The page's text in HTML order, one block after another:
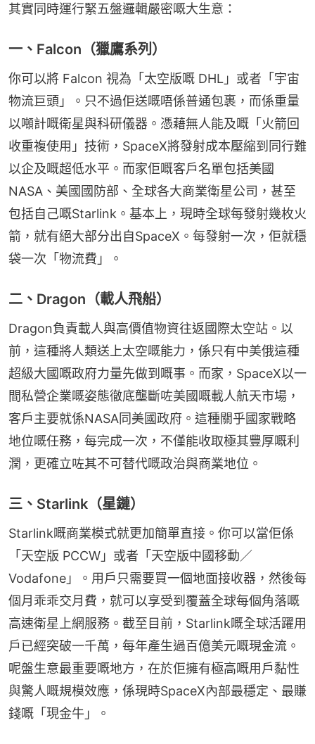
其實同時運行緊五盤邏輯嚴密嘅大生意：
一、Falcon（獵鷹系列）
你可以將 Falcon 視為「太空版嘅 DHL」或者「宇宙
物流巨頭」。只不過佢送嘅唔係普通包裹，而係重量
以噸計嘅衛星與科研儀器。憑藉無人能及嘅「火箭回
收重複使用」技術，SpaceX將發射成本壓縮到同行難
以企及嘅超低水平。而家佢嘅客戶名單包括美國
NASA、美國國防部、全球各大商業衛星公司，甚至
包括自己嘅Starlink。基本上，現時全球每發射幾枚火
箭，就有絕大部分出自SpaceX。每發射一次，佢就穩
袋一次「物流費」。
二、Dragon（載人飛船）
Dragon負責載人與高價值物資往返國際太空站。以
前，這種將人類送上太空嘅能力，係只有中美俄這種
超級大國嘅政府力量先做到嘅事。而家，SpaceX以一
間私營企業嘅姿態徹底壟斷咗美國嘅載人航天市場，
客戶主要就係NASA同美國政府。這種關乎國家戰略
地位嘅任務，每完成一次，不僅能收取極其豐厚嘅利
潤，更確立咗其不可替代嘅政治與商業地位。
三、Starlink（星鏈）
Starlink嘅商業模式就更加簡單直接。你可以當佢係
「天空版 PCCW」或者「天空版中國移動／
Vodafone」。用戶只需要買一個地面接收器，然後每
個月乖乖交月費，就可以享受到覆蓋全球每個角落嘅
高速衛星上網服務。截至目前，Starlink嘅全球活躍用
戶已經突破一千萬，每年產生過百億美元嘅現金流。
呢盤生意最重要嘅地方，在於佢擁有極高嘅用戶黏性
與驚人嘅規模效應，係現時SpaceX內部最穩定、最賺
錢嘅「現金牛」。